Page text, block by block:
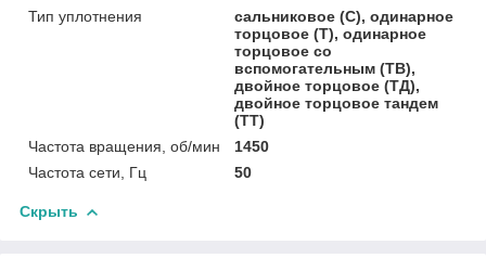
Тип уплотнения
сальниковое (С), одинарное
торцовое (Т), одинарное
торцовое со
вспомогательным (ТВ),
двойное торцовое (ТД),
двойное торцовое тандем
(ТТ)
Частота вращения, об/мин
1450
Частота сети, Гц
50
Скрыть